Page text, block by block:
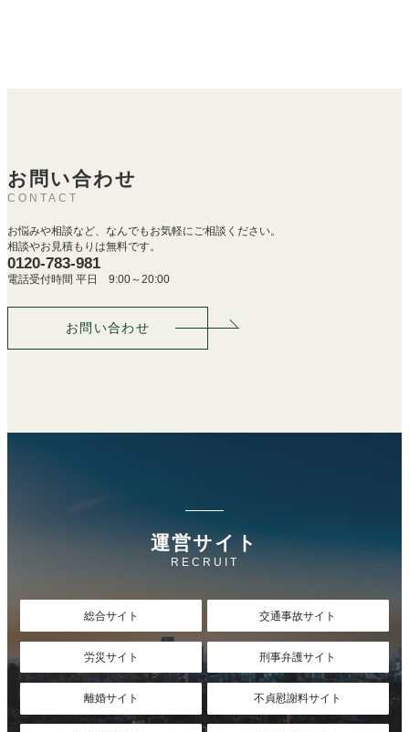
お問い合わせ
CONTACT
お悩みや相談など、なんでもお気軽にご相談ください。
相談やお見積もりは無料です。
0120-783-981
電話受付時間 平日 9:00～20:00
お問い合わせ
運営サイト
RECRUIT
総合サイト 交通事故サイト
労災サイト 刑事弁護サイト
離婚サイト 不貞慰謝料サイト